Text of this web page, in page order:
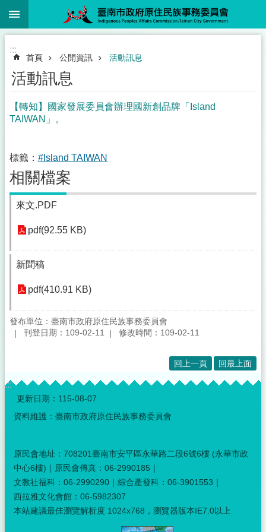
跳到主要內容區塊
:::
首頁 公開資訊 活動訊息
活動訊息
【轉知】國家發展委員會辦理國新創品牌「Island
TAIWAN」。
標籤： #Island TAIWAN
相關檔案
來文.PDF
pdf(92.55 KB)
新聞稿
pdf(410.91 KB)
發布單位：臺南市政府原住民族事務委員會
刊登日期：109-02-11
修改時間：109-02-11
回上一頁 回最上面
:::
更新日期： 115-08-07
資料維護：臺南市政府原住民族事務委員會
原民會地址：708201臺南市安平區永華路二段6號6樓 (永華市政
中心6樓)｜原民會傳真：06-2990185｜
文教社福科：06-2990290｜綜合產發科：06-3901553｜
西拉雅文化會館：06-5982307
本站建議最佳瀏覽解析度 1024x768，瀏覽器版本IE7.0以上